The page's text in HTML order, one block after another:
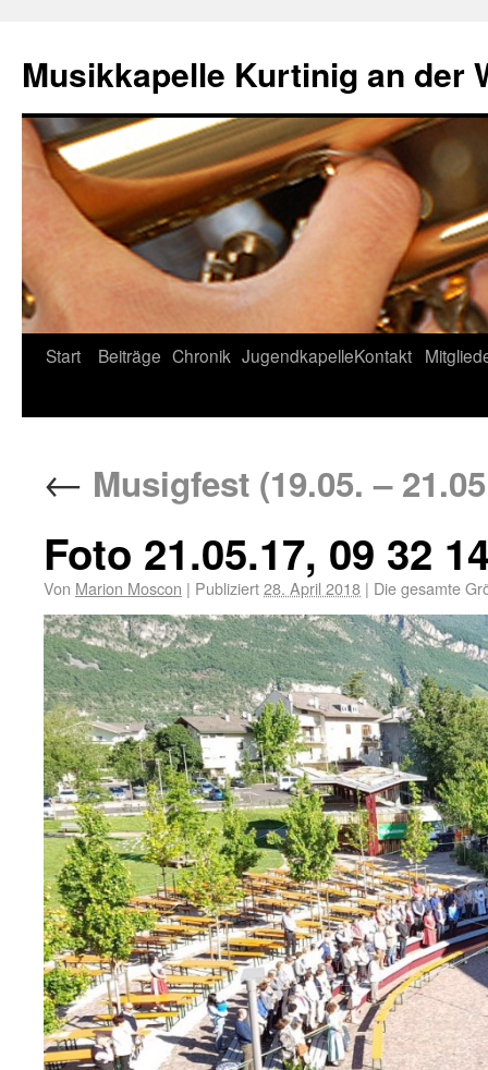
Musikkapelle Kurtinig an der
Start Beiträge Chronik JugendkapelleKontakt
← Musigfest (19.05. –
Foto 21.05.17, 09 32
Von Marion Moscon | Publiziert28. April 2018 | Die gesamte